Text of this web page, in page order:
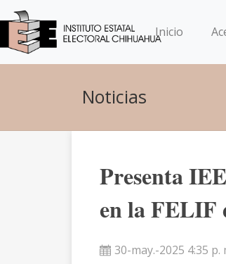
Inicio
Noticias
Presenta
en la FELIF
30-may.-2025 4:35 p.